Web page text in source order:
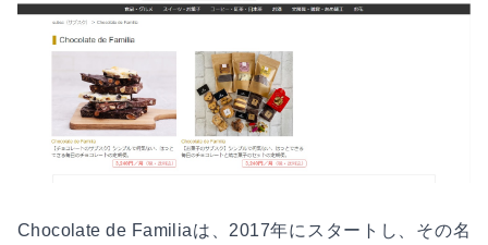
Chocolate de Familiaは、2017年にスタートし、その名